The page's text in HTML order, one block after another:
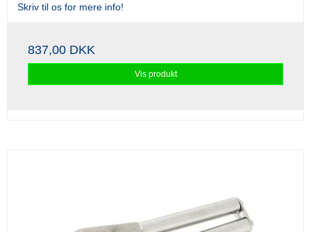
Skriv til os for mere info!
837,00 DKK
Vis produkt